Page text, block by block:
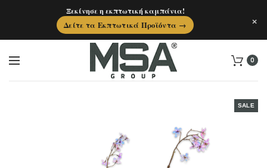
0
SALE
Ξεκίνησε η εκπτωτική καμπάνια!
Δείτε τα Εκπτωτικά Προϊόντα →
×